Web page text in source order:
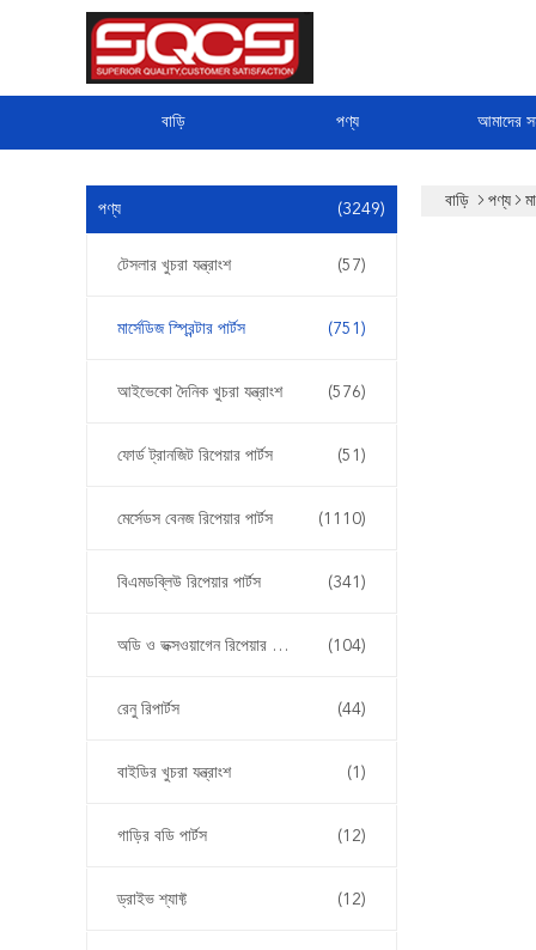
বাড়ি পণ্য আমাদের
পণ্য (3249)
টেসলার খুচরা যন্ত্রাংশ (57)
মার্সেডিজ স্প্রিন্টার পার্টস (751)
আইভেকো দৈনিক খুচরা যন্ত্রাংশ (576)
ফোর্ড ট্রানজিট রিপেয়ার পার্টস (51)
মের্সেডস বেনজ রিপেয়ার পার্টস (1110)
বিএমডব্লিউ রিপেয়ার পার্টস (341)
অডি ও ভক্সওয়াগেন রিপেয়ার পার্টস (104)
রেনু রিপার্টস (44)
বাইডির খুচরা যন্ত্রাংশ (1)
গাড়ির বডি পার্টস (12)
ড্রাইভ শ্যাফ্ট (12)
বাড়ি পণ্য